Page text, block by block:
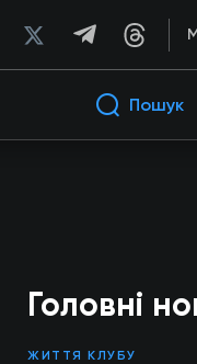
Пошук
Головні
ЖИТТЯ КЛУБУ